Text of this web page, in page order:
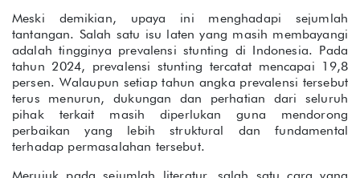
Meski demikian, upaya ini menghadapi sejumlah
tantangan. Salah satu isu laten yang masih membayangi
adalah tingginya prevalensi stunting di Indonesia. Pada
tahun 2024, prevalensi stunting tercatat mencapai 19,8
persen. Walaupun setiap tahun angka prevalensi tersebut
terus menurun, dukungan dan perhatian dari seluruh
pihak terkait masih diperlukan guna mendorong
perbaikan yang lebih struktural dan fundamental
terhadap permasalahan tersebut.